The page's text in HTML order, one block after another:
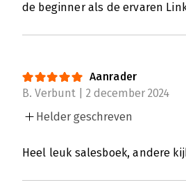
de beginner als de ervaren
Aanrader
B. Verbunt | 2 december 2024
Helder geschreven
Heel leuk salesboek, andere